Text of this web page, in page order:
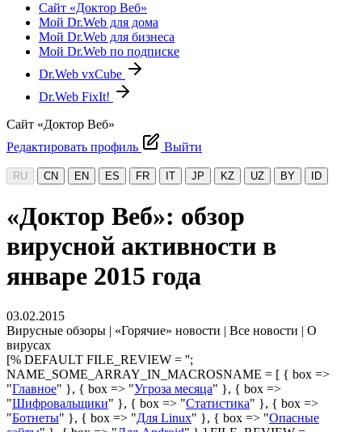
Сайт «Доктор Веб»
Мой Dr.Web для дома
Мой Dr.Web для бизнеса
Мой Dr.Web по подписке
Dr.Web vxCube
Dr.Web FixIt!
Сайт «Доктор Веб»
Редактировать профиль
Выйти
RU CN EN ES FR IT JP KZ UZ BY ID
«Доктор Веб»: обзор
вирусной активности в
январе 2015 года
03.02.2015
Вирусные обзоры | «Горячие» новости | Все новости | О
вирусах
[% DEFAULT FILE_REVIEW = '';
NAME_SOME_ARRAY_IN_MACROSNAME = [ { box =>
"Главное" }, { box => "Угроза месяца" }, { box =>
"Шифровальщики" }, { box => "Статистика" }, { box =>
"Ботнеты" }, { box => "Для Linux" }, { box => "Опасные